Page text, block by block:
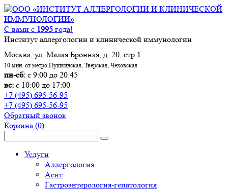
С вами с 1995 года!
Институт аллергологии и клинической иммунологии
Москва, ул. Малая Бронная, д. 20, стр.1
10 мин. от метро Пушкинская, Тверская, Чеховская
пн-сб: с 9:00 до 20:45
вс: с 10:00 до 17:00
+7 (495) 695-56-95
+7 (495) 695-56-95
Обратный звонок
Корзина (0)
Услуги
Аллергология
Асит
Гастроэнтерология-гепатология